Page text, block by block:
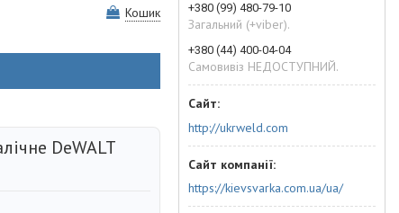
Кошик
DeWALT
+380 (99) 480-79-10
Загальний (+viber).
+380 (44) 400-04-04
Самовивіз НЕДОСТУПНИЙ.
http://ukrweld.com
https://kievsvarka.com.ua/ua/